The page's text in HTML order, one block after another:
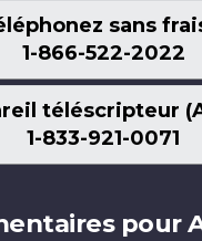
sans
1-866-522-2022
téléscripteur
1-833-921-0071
pour